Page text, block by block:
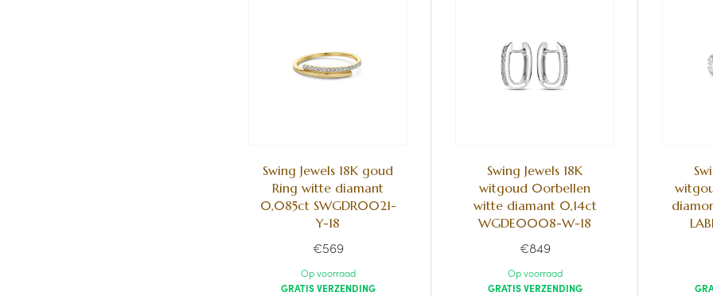
Swing Jewels 18K goud
Ring witte diamant
0,085ct SWGDR0021-
Y-18
€569
Op voorraad
GRATIS VERZENDING
Swing Jewels 18K
witgoud 0orbellen
witte diamant 0,14ct
WGDE0008-W-18
€849
Op voorraad
GRATIS VERZENDING